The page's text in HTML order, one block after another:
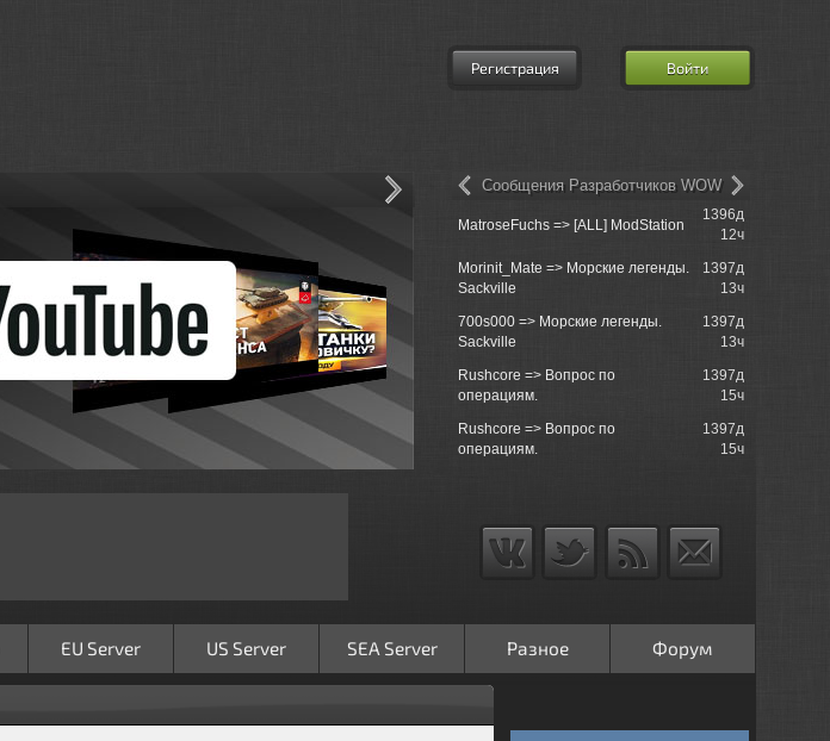
Регистрация Войти
MatroseFuchs => [ALL] ModStation
1396д
12ч
Morinit_Mate => Морские легенды.
Sackville
1397д
13ч
700s000 => Морские легенды.
Sackville
1397д
13ч
Rushcore => Вопрос по
операциям.
1397д
15ч
Rushcore => Вопрос по
операциям.
1397д
15ч
Сообщения Разработчиков WOW
EU Server US Server SEA Server Разное Форум